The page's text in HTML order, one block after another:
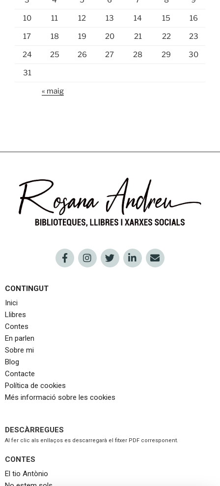
10 11 12 13 14 15 16
17 18 19 20 21 22 23
24 25 26 27 28 29 30
31
« maig
CONTINGUT
Inici
Llibres
Contes
En parlen
Sobre mi
Blog
Contacte
Política de cookies
Més informació sobre les cookies
DESCÀRREGUES
Al fer clic als enllaços es descarregarà el fitxer PDF corresponent.
CONTES
El tio Antònio